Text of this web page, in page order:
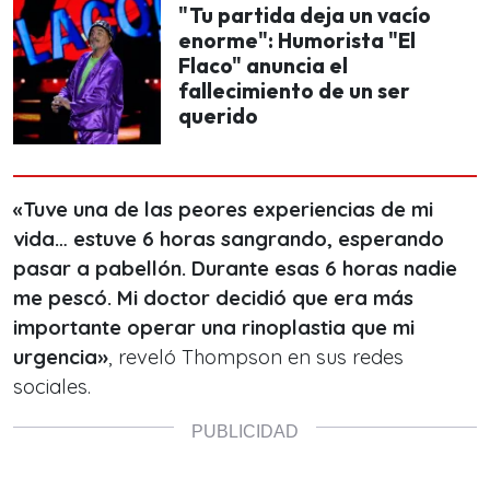
"Tu partida deja un vacío
enorme": Humorista "El
Flaco" anuncia el
fallecimiento de un ser
querido
«Tuve una de las peores experiencias de mi
vida… estuve 6 horas sangrando, esperando
pasar a pabellón. Durante esas 6 horas nadie
me pescó. Mi doctor decidió que era más
importante operar una rinoplastia que mi
urgencia», reveló Thompson en sus redes
sociales.